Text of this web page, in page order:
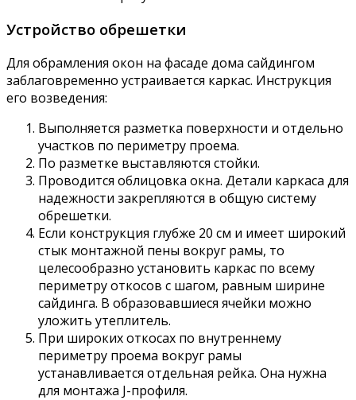
Устройство обрешетки
Для обрамления окон на фасаде дома сайдингом
заблаговременно устраивается каркас. Инструкция
его возведения:
Выполняется разметка поверхности и отдельно
участков по периметру проема.
По разметке выставляются стойки.
Проводится облицовка окна. Детали каркаса для
надежности закрепляются в общую систему
обрешетки.
Если конструкция глубже 20 см и имеет широкий
стык монтажной пены вокруг рамы, то
целесообразно установить каркас по всему
периметру откосов с шагом, равным ширине
сайдинга. В образовавшиеся ячейки можно
уложить утеплитель.
При широких откосах по внутреннему
периметру проема вокруг рамы
устанавливается отдельная рейка. Она нужна
для монтажа J-профиля.